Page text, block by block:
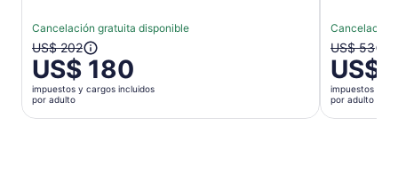
Cancelación gratuita disponible
El
precio
anterior
era
US$ 202
US$ 202
US$ 180
impuestos y cargos incluidos
por adulto
Cancelación
El
precio
anterior
era
US$ 53
US$ 53
US$
impuestos y
por adulto